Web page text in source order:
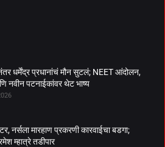
धर्मेंद्र प्रधानांचं मौन सुटलं; NEET आंदोलन,
नवीन पटनाईकांवर थेट भाष्य
नर्सला मारहाण प्रकरणी कारवाईचा बडगा;
म्हात्रे तडीपार